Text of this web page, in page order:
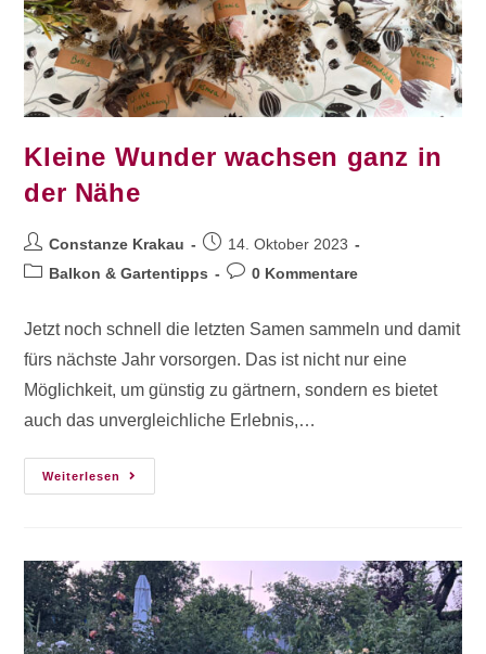
Kleine Wunder wachsen ganz in
der Nähe
Constanze Krakau
14. Oktober 2023
Balkon & Gartentipps
0 Kommentare
Jetzt noch schnell die letzten Samen sammeln und damit
fürs nächste Jahr vorsorgen. Das ist nicht nur eine
Möglichkeit, um günstig zu gärtnern, sondern es bietet
auch das unvergleichliche Erlebnis,…
Weiterlesen